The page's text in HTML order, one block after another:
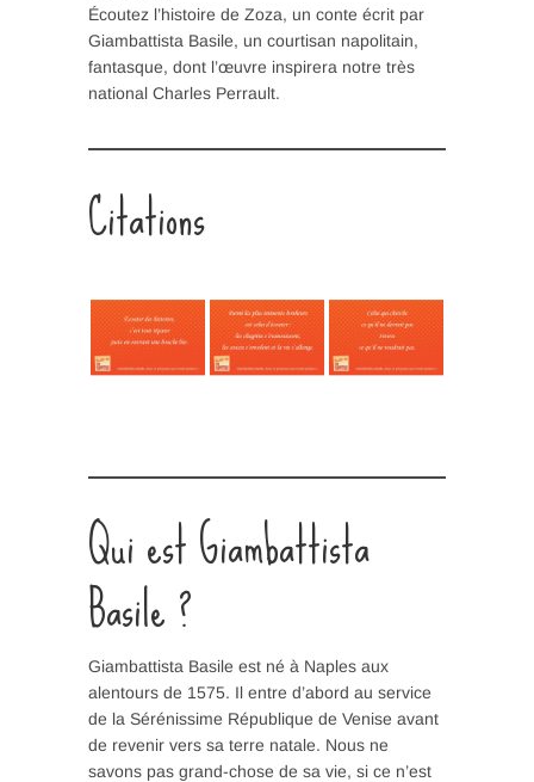
Écoutez l’histoire de Zoza, un conte écrit par
Giambattista Basile, un courtisan napolitain,
fantasque, dont l’œuvre inspirera notre très
national Charles Perrault.
Citations
Qui est Giambattista
Basile ?
Giambattista Basile est né à Naples aux
alentours de 1575. Il entre d’abord au service
de la Sérénissime République de Venise avant
de revenir vers sa terre natale. Nous ne
savons pas grand-chose de sa vie, si ce n’est